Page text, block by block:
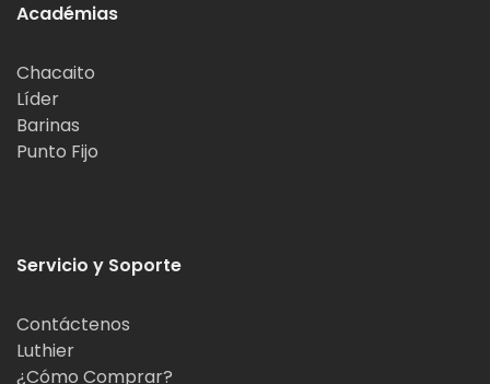
Académias
Chacaito
Líder
Barinas
Punto Fijo
Servicio y Soporte
Contáctenos
Luthier
¿Cómo Comprar?